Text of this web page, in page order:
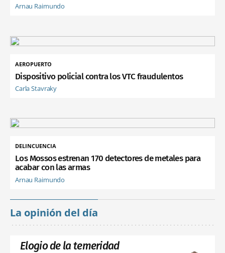
Arnau Raimundo
AEROPUERTO
Dispositivo policial contra los VTC fraudulentos
Carla Stavraky
DELINCUENCIA
Los Mossos estrenan 170 detectores de metales para
acabar con las armas
Arnau Raimundo
La opinión del día
Elogio de la temeridad